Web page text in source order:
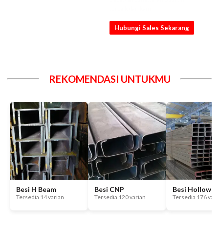
Hubungi Sales Sekarang
REKOMENDASI UNTUKMU
Besi H Beam
Tersedia 14 varian
Besi CNP
Tersedia 120 varian
Besi Hollow
Tersedia 176